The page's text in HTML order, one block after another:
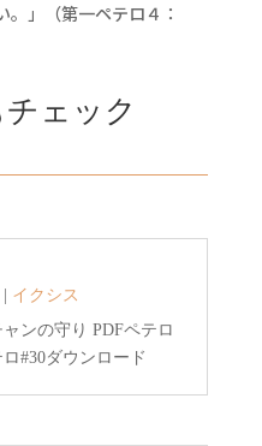
」（第一ペテロ４：
ェック
イクシス
ンの守り PDFペテロ
#30ダウンロード